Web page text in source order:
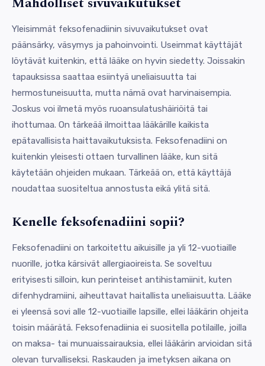
Yleisimmät feksofenadiinin sivuvaikutukset ovat
päänsärky, väsymys ja pahoinvointi. Useimmat käyttäjät
löytävät kuitenkin, että lääke on hyvin siedetty. Joissakin
tapauksissa saattaa esiintyä uneliaisuutta tai
hermostuneisuutta, mutta nämä ovat harvinaisempia.
Joskus voi ilmetä myös ruoansulatushäiriöitä tai
ihottumaa. On tärkeää ilmoittaa lääkärille kaikista
epätavallisista haittavaikutuksista. Feksofenadiini on
kuitenkin yleisesti ottaen turvallinen lääke, kun sitä
käytetään ohjeiden mukaan. Tärkeää on, että käyttäjä
noudattaa suositeltua annostusta eikä ylitä sitä.
Kenelle feksofenadiini sopii?
Feksofenadiini on tarkoitettu aikuisille ja yli 12-vuotiaille
nuorille, jotka kärsivät allergiaoireista. Se soveltuu
erityisesti silloin, kun perinteiset antihistamiinit, kuten
difenhydramiini, aiheuttavat haitallista uneliaisuutta. Lääke
ei yleensä sovi alle 12-vuotiaille lapsille, ellei lääkärin ohjeita
toisin määrätä. Feksofenadiinia ei suositella potilaille, joilla
on maksa- tai munuaissairauksia, ellei lääkärin arvioidan sitä
olevan turvalliseksi. Raskauden ja imetyksen aikana on